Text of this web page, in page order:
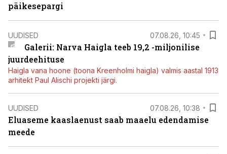
päikesepargi
UUDISED 07.08.26, 10:45
Galerii: Narva Haigla teeb 19,2 -miljonilise
juurdeehituse
Haigla vana hoone (toona Kreenholmi haigla) valmis aastal 1913
arhitekt Paul Alischi projekti järgi.
UUDISED 07.08.26, 10:38
Eluaseme kaaslaenust saab maaelu edendamise
meede